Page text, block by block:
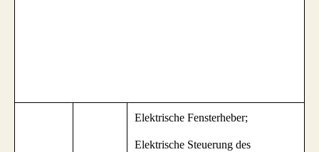
Elektrische Fensterheber;
Elektrische Steuerung des